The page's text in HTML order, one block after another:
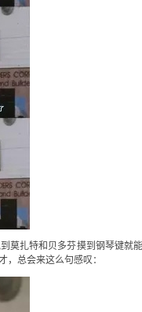
莫扎特和贝多芬摸到钢琴键就
总会来这么句感叹：